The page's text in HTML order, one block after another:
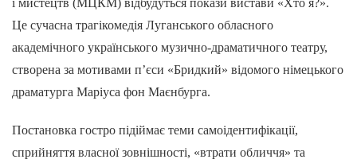
і мистецтв (МЦКМ) відбудуться покази вистави «Хто я?».
Це сучасна трагікомедія Луганського обласного
академічного українського музично-драматичного театру,
створена за мотивами п’єси «Бридкий» відомого німецького
драматурга Маріуса фон Маєнбурга.
Постановка гостро підіймає теми самоідентифікації,
сприйняття власної зовнішності, «втрати обличчя» та